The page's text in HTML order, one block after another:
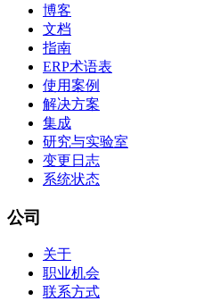
博客
文档
指南
ERP术语表
使用案例
解决方案
集成
研究与实验室
变更日志
系统状态
公司
关于
职业机会
联系方式